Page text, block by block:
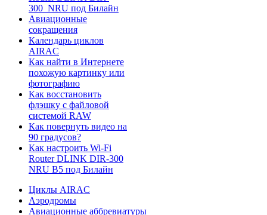
300_NRU под Билайн
Авиационные
сокращения
Календарь циклов
AIRAC
Как найти в Интернете
похожую картинку или
фотографию
Как восстановить
флэшку с файловой
системой RAW
Как повернуть видео на
90 градусов?
Как настроить Wi-Fi
Router DLINK DIR-300
NRU B5 под Билайн
Циклы AIRAC
Аэродромы
Авиационные аббревиатуры